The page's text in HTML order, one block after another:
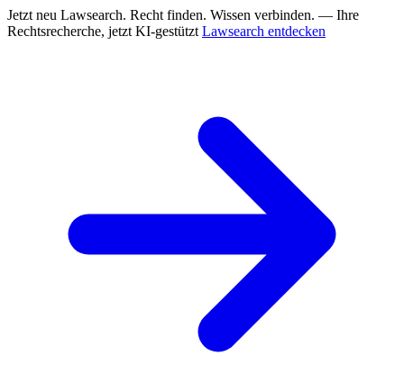
Jetzt neu Lawsearch. Recht finden. Wissen verbinden. — Ihre
Rechtsrecherche, jetzt KI-gestützt Lawsearch entdecken